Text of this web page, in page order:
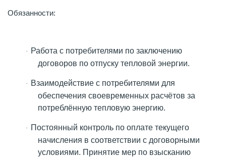
Обязанности:
· Работа с потребителями по заключению
договоров по отпуску тепловой энергии.
· Взаимодействие с потребителями для
обеспечения своевременных расчётов за
потреблённую тепловую энергию.
· Постоянный контроль по оплате текущего
начисления в соответствии с договорными
условиями. Принятие мер по взысканию